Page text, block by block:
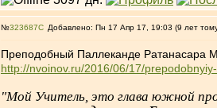
№323687 Добавлено: Пн 17 Апр 17, 19:03 (9 лет
Преподобный Паллеканде Ратанасара
http://nvoinov.ru/2016/06/17/
"Мой Учитель, это глава южной